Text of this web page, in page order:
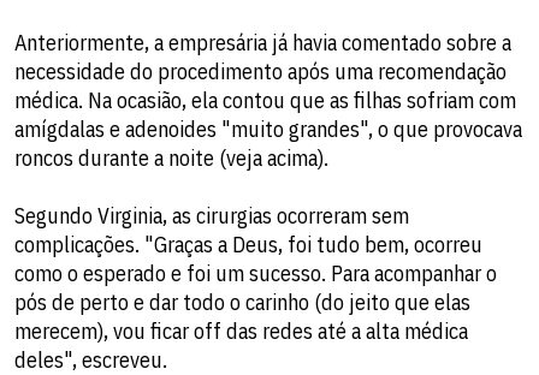
Anteriormente, a empresária já havia comentado sobre a
necessidade do procedimento após uma recomendação
médica. Na ocasião, ela contou que as filhas sofriam com
amígdalas e adenoides "muito grandes", o que provocava
roncos durante a noite (veja acima).
Segundo Virginia, as cirurgias ocorreram sem
complicações. "Graças a Deus, foi tudo bem, ocorreu
como o esperado e foi um sucesso. Para acompanhar o
pós de perto e dar todo o carinho (do jeito que elas
merecem), vou ficar off das redes até a alta médica
deles", escreveu.